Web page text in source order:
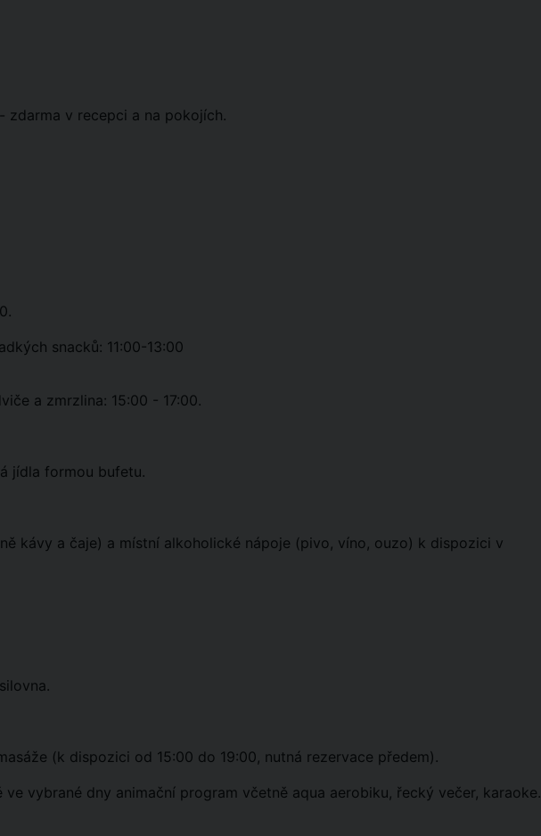
zdarma v recepci a na pokojích.
snacků: 11:00-13:00
a zmrzlina: 15:00 - 17:00.
jídla formou bufetu.
kávy a čaje) a místní alkoholické nápoje (pivo, víno, ouzo) k dispozici v
(k dispozici od 15:00 do 19:00, nutná rezervace předem).
ve vybrané dny animační program včetně aqua aerobiku, řecký večer, karaoke.